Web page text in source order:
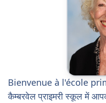
Bienvenue à l'école
कैम्बरवेल प्राइमरी स्कूल में